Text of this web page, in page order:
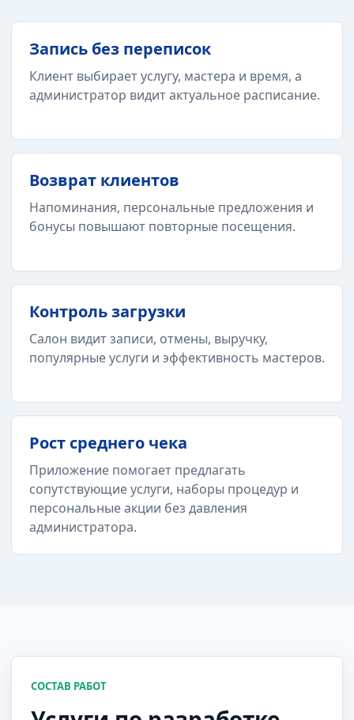
Запись без переписок
Клиент выбирает услугу, мастера и время, а
администратор видит актуальное расписание.
Возврат клиентов
Напоминания, персональные предложения и
бонусы повышают повторные посещения.
Контроль загрузки
Салон видит записи, отмены, выручку,
популярные услуги и эффективность мастеров.
Рост среднего чека
Приложение помогает предлагать
сопутствующие услуги, наборы процедур и
персональные акции без давления
администратора.
СОСТАВ РАБОТ